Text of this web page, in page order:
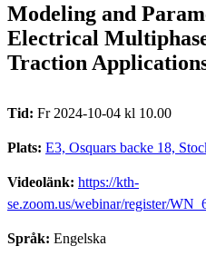
Modeling and
Electrical
Traction
Tid: Fr 2024-10-04 kl 10.00
Plats: E3, Osquars backe 18,
Videolänk: https://kth-
se.zoom.us/webinar/register/
Språk: Engelska